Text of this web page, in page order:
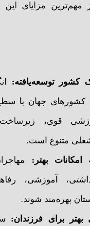
مهم‌ترین مزایای
کشور توسعه‌یافته:
کشورهای جهان با
قوی،
متنوع است.
بهتر :
آموزشی،
بهره‌مند شوند.
بهتر برای فرزندان: